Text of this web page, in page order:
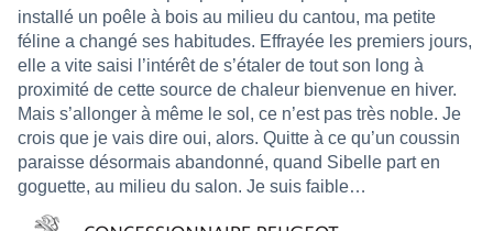
installé un poêle à bois au milieu du cantou, ma petite
féline a changé ses habitudes. Effrayée les premiers jours,
elle a vite saisi l’intérêt de s’étaler de tout son long à
proximité de cette source de chaleur bienvenue en hiver.
Mais s’allonger à même le sol, ce n’est pas très noble. Je
crois que je vais dire oui, alors. Quitte à ce qu’un coussin
paraisse désormais abandonné, quand Sibelle part en
goguette, au milieu du salon. Je suis faible…